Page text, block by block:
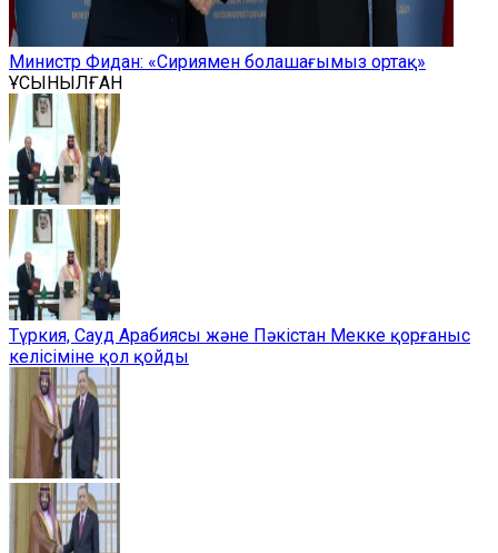
Министр Фидан: «Сириямен болашағымыз ортақ»
ҰСЫНЫЛҒАН
Түркия, Сауд Арабиясы және Пәкістан Мекке қорғаныс
келісіміне қол қойды